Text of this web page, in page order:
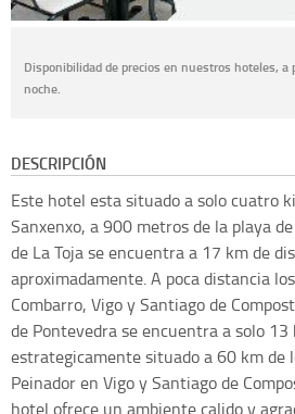
Disponibilidad de precios en nuestros hoteles, a
noche.
DESCRIPCIÓN
Este hotel esta situado a solo cuatro
Sanxenxo, a 900 metros de la playa
de La Toja se encuentra a 17 km de
aproximadamente. A poca distancia
Combarro, Vigo y Santiago de
de Pontevedra se encuentra a solo
estrategicamente situado a 60 km de
Peinador en Vigo y Santiago de
hotel ofrece un ambiente calido y